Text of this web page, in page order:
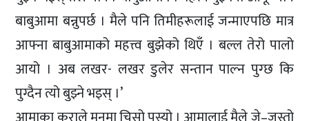
बाबुआमा बन्नुपर्छ । मैले पनि तिमीहरूलाई जन्माएपछि मात्र
आफ्ना बाबुआमाको महत्त्व बुझेको थिएँ । बल्ल तेरो पालो
आयो । अब लखर- लखर डुलेर सन्तान पाल्न पुग्छ कि
पुग्दैन त्यो बुझ्ने भइस् ।’